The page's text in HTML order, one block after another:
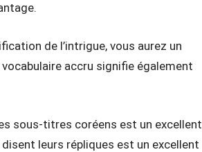
de l’intrigue, vous aurez un
accru signifie également
sous-titres coréens est un excellent
leurs répliques est un excellent